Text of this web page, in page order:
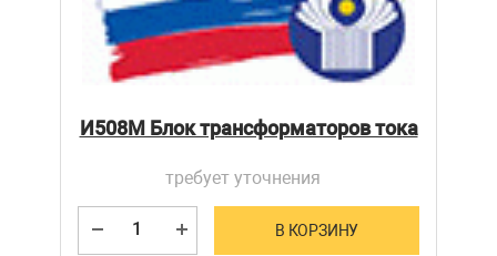
И508М Блок трансформаторов тока
требует уточнения
В КОРЗИНУ